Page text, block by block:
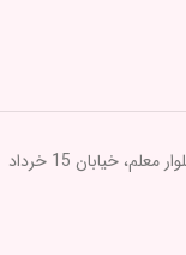
خراسان رضوی - قوچان، تربیت فرهنگیان شماره یک، بلوار معلم، خیابان 15 خرداد